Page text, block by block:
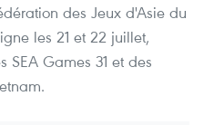
des Jeux d'Asie du
les 21 et 22 juillet,
SEA Games 31 et des